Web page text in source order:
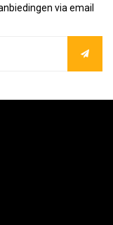
via email